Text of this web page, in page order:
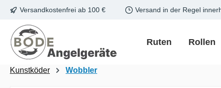
Hauptinhalt springen
Zur Suche springen
Zur Hauptnavigation springen
Versandkostenfrei ab 100 € Versand in der Regel
Ruten Rollen
Kunstköder Wobbler